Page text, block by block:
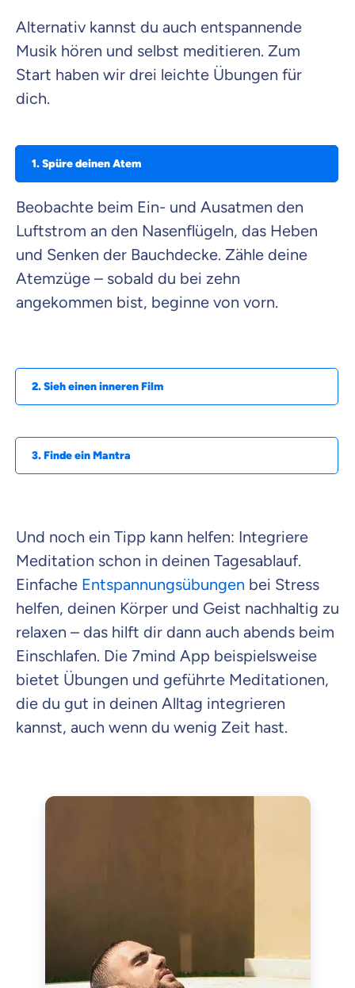
Alternativ kannst du auch entspannende
Musik hören und selbst meditieren. Zum
Start haben wir drei leichte Übungen für
dich.
1. Spüre deinen Atem
Beobachte beim Ein- und Ausatmen den
Luftstrom an den Nasenflügeln, das Heben
und Senken der Bauchdecke. Zähle deine
Atemzüge – sobald du bei zehn
angekommen bist, beginne von vorn.
2. Sieh einen inneren Film
3. Finde ein Mantra
Und noch ein Tipp kann helfen: Integriere
Meditation schon in deinen Tagesablauf.
Einfache Entspannungsübungen bei Stress
helfen, deinen Körper und Geist nachhaltig zu
relaxen – das hilft dir dann auch abends beim
Einschlafen. Die 7mind App beispielsweise
bietet Übungen und geführte Meditationen,
die du gut in deinen Alltag integrieren
kannst, auch wenn du wenig Zeit hast.